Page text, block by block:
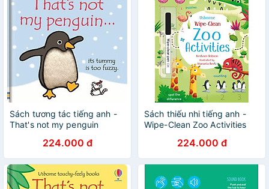
Sách tương tác tiếng anh -
That's not my penguin
224.000 đ
Sách thiếu nhi tiếng anh -
Wipe-Clean Zoo Activities
224.000 đ